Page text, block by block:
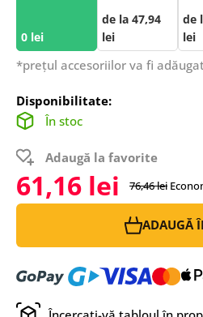
0 lei
de la 47,94
lei
de
lei
*prețul accesoriilor va fi
Disponibilitate:
În stoc
Adaugă la favorite
61,16 lei 76,46 lei
ADAUGĂ